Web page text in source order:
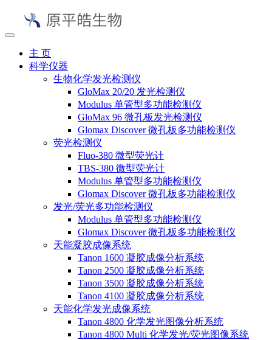
主 页
科学仪器
生物化学发光检测仪
GloMax 20/20 发光检测仪
Modulus 单管型多功能检测仪
GloMax 96 微孔板发光检测仪
Glomax Discover 微孔板多功能检测仪
荧光检测仪
Fluo-380 微型荧光计
TBS-380 微型荧光计
Modulus 单管型多功能检测仪
Glomax Discover 微孔板多功能检测仪
发光/荧光多功能检测仪
Modulus 单管型多功能检测仪
Glomax Discover 微孔板多功能检测仪
天能凝胶成像系统
Tanon 1600 凝胶成像分析系统
Tanon 2500 凝胶成像分析系统
Tanon 3500 凝胶成像分析系统
Tanon 4100 凝胶成像分析系统
天能化学发光成像系统
Tanon 4800 化学发光图像分析系统
Tanon 4800 Multi 化学发光/荧光图像系统